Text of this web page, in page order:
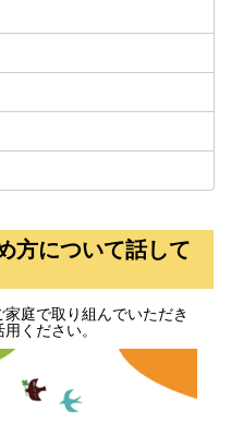
方について話して
庭で取り組んでいただき
用ください。